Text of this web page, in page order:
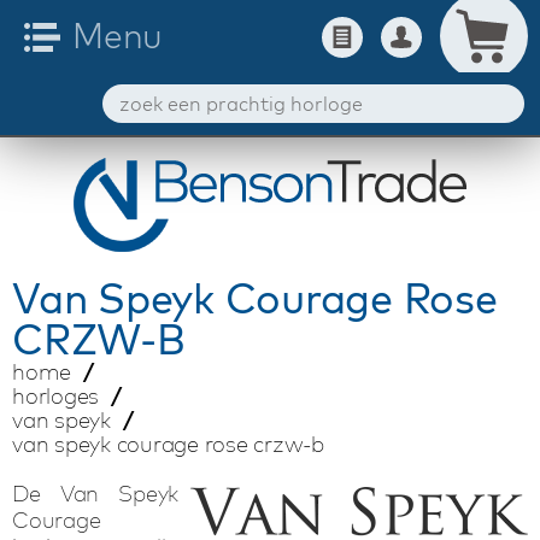
Van SpeykCourage Rose
CRZW-B
home
horloges
van speyk
van speyk courage rose crzw-b
De Van Speyk
Courage